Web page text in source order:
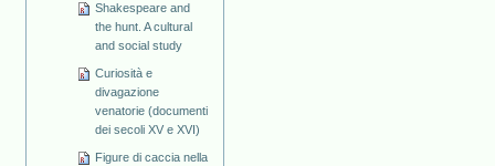
Shakespeare and
the hunt. A cultural
and social study
Curiosità e
divagazione
venatorie (documenti
dei secoli XV e XVI)
Figure di caccia nella